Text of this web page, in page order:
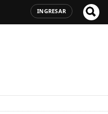
INGRESAR